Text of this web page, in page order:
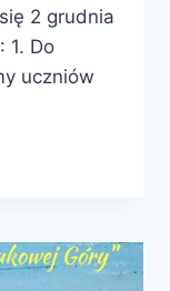
2 grudnia
1. Do
uczniów